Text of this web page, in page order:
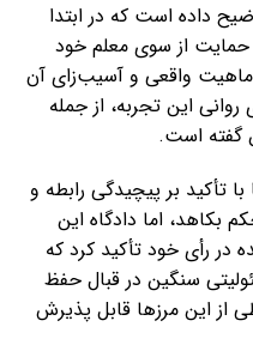
داده است که در ابتدا
حمایت از سوی معلم خود
ماهیت واقعی و آسیب‌زای آن
این تجربه، از جمله
است.
تأکید بر پیچیدگی رابطه و
بکاهد، اما دادگاه این
در رأی خود تأکید کرد که
سنگین در قبال حفظ
از این مرزها قابل پذیرش